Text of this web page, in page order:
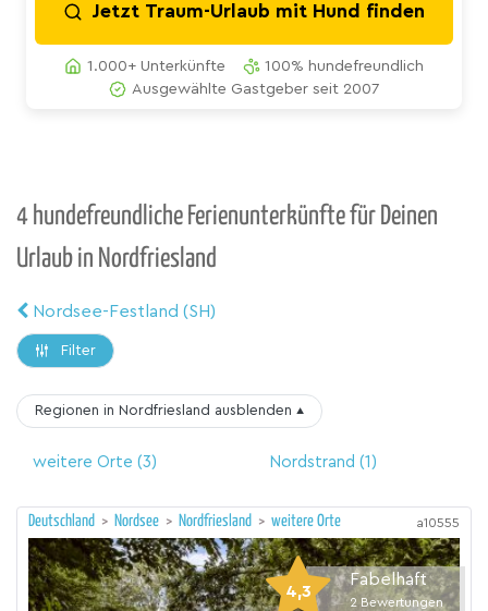
Jetzt Traum-Urlaub mit Hund finden
1.000+ Unterkünfte
100% hundefreundlich
Ausgewählte Gastgeber seit 2007
4 hundefreundliche Ferienunterkünfte für Deinen
Urlaub in Nordfriesland
Nordsee-Festland (SH)
Filter
Regionen in Nordfriesland ausblenden ▴
weitere Orte (3) Nordstrand (1)
Deutschland > Nordsee > Nordfriesland > weitere Orte a10555
4,3
Fabelhaft
2 Bewertungen